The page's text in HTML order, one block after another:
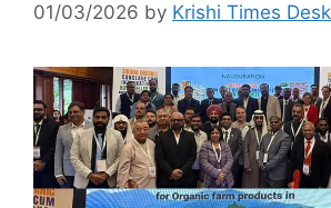
01/03/2026 by Krishi Times Desk